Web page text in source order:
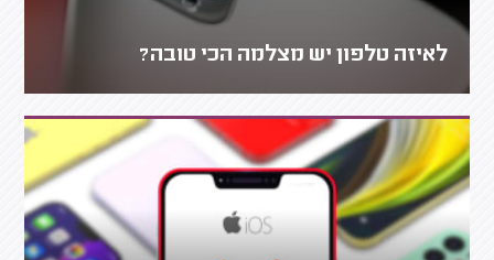
לאיזה טלפון יש מצלמה הכי טובה?